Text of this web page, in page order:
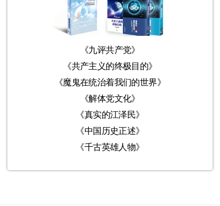
《九评共产党》
《共产主义的终极目的》
《魔鬼在统治着我们的世界》
《解体党文化》
《真实的江泽民》
《中国历史正述》
《千古英雄人物》